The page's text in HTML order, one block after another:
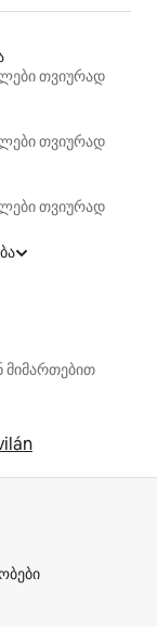
თვიურად
თვიურად
თვიურად
მიმართებით